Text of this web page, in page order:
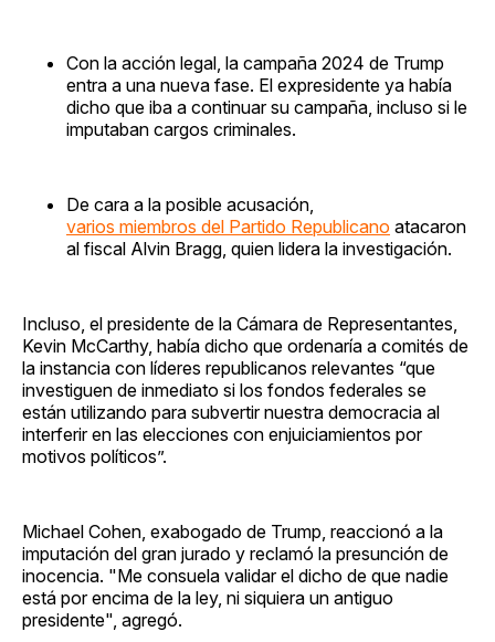
Con la acción legal, la campaña 2024 de Trump
entra a una nueva fase. El expresidente ya había
dicho que iba a continuar su campaña, incluso si le
imputaban cargos criminales.
De cara a la posible acusación,
varios miembros del Partido Republicano atacaron
al fiscal Alvin Bragg, quien lidera la investigación.
Incluso, el presidente de la Cámara de Representantes,
Kevin McCarthy, había dicho que ordenaría a comités de
la instancia con líderes republicanos relevantes “que
investiguen de inmediato si los fondos federales se
están utilizando para subvertir nuestra democracia al
interferir en las elecciones con enjuiciamientos por
motivos políticos”.
Michael Cohen, exabogado de Trump, reaccionó a la
imputación del gran jurado y reclamó la presunción de
inocencia. "Me consuela validar el dicho de que nadie
está por encima de la ley, ni siquiera un antiguo
presidente", agregó.